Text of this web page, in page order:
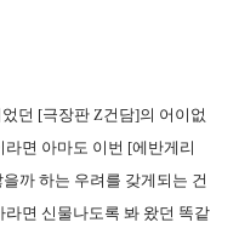
던 [극장판 Z건담]의 어이없
면 아마도 이번 [에반게리
까 하는 우려를 갖게되는 건
면 신물나도록 봐 왔던 똑같